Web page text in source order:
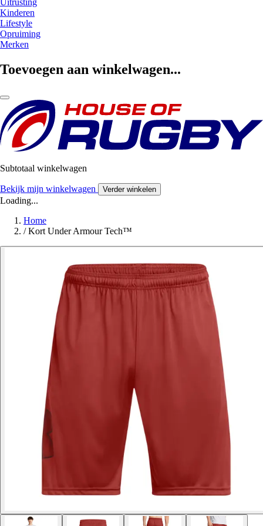
Uitrusting
Kinderen
Lifestyle
Opruiming
Merken
Toevoegen aan winkelwagen...
Subtotaal winkelwagen
Bekijk mijn winkelwagen Verder winkelen
Loading...
Home
/ Kort Under Armour Tech™